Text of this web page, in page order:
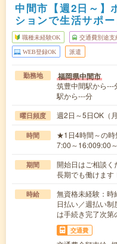
中間市【週2日～】
ションで生活サポー
職種未経験OK 交通費別途支
WEB登録OK 派遣
勤務地 福岡県中間市
筑豊中間駅から---
駅から---分
曜日頻度 週2日～5日OK
時間
★1日4時間～の時
7:00～16:009:00
期間
開始日はご相談
長期でも働けます
時給
無資格未経験：
日払い／週払い
は手続き完了次第
交通費